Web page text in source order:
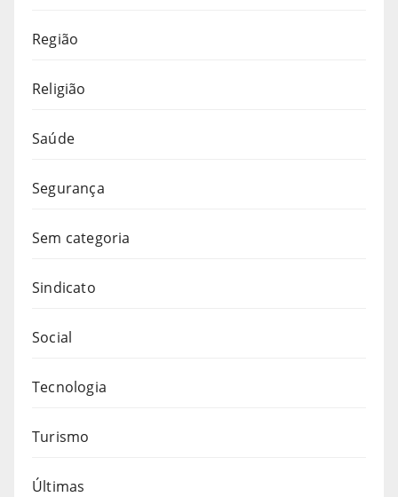
Região
Religião
Saúde
Segurança
Sem categoria
Sindicato
Social
Tecnologia
Turismo
Últimas